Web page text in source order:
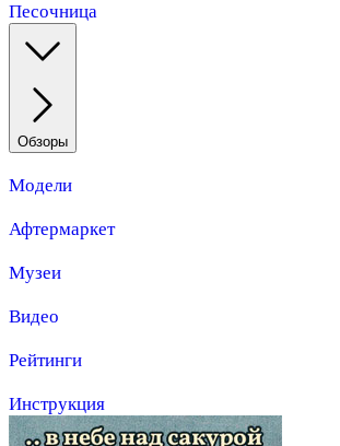
Песочница
Обзоры
Модели
Афтермаркет
Музеи
Видео
Рейтинги
Инструкция